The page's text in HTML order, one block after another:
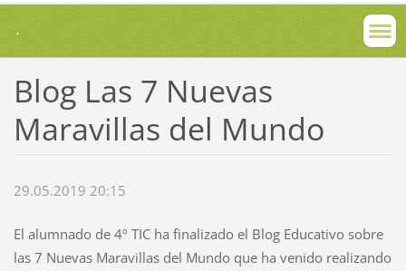
.
Blog Las 7 Nuevas
Maravillas del Mundo
29.05.2019 20:15
El alumnado de 4º TIC ha finalizado el Blog Educativo sobre
las 7 Nuevas Maravillas del Mundo que ha venido realizando